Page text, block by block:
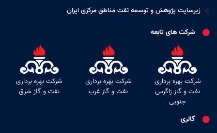
زیرسایت پژوهش و توسعه نفت مناطق مرکزی ایران
شرکت های تابعه
شرکت بهره برداری
نفت و گاز زاگرس
جنوبی
شرکت بهره برداری
نفت و گاز غرب
شرکت بهره برداری
نفت و گاز شرق
گالری